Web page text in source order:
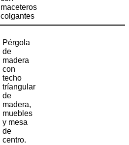
maceteros
colgantes
Pérgola
de
madera
con
techo
tríangular
de
madera,
muebles
y mesa
de
centro.